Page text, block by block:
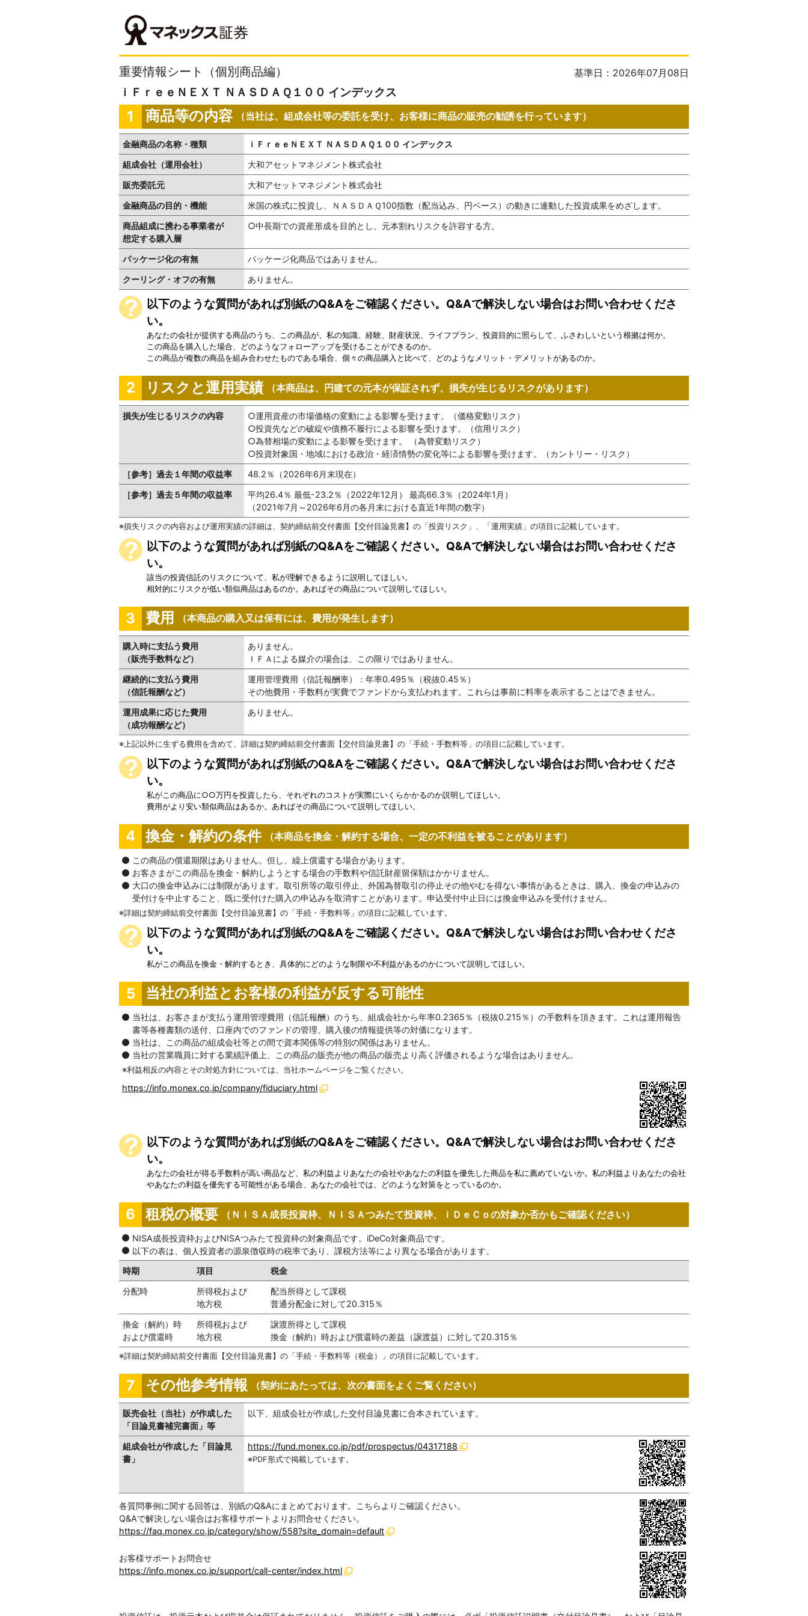
重要情報シート（個別商品編） 基準日：2026年07月08日
ｉＦｒｅｅＮＥＸＴ ＮＡＳＤＡＱ１００ インデックス
1 商品等の内容 （当社は、組成会社等の委託を受け、お客様に商品の販売の勧誘を行っています）
金融商品の名称・種類
ｉＦｒｅｅＮＥＸＴ ＮＡＳＤＡＱ１００ インデックス
組成会社（運用会社）
大和アセットマネジメント株式会社
販売委託元
大和アセットマネジメント株式会社
金融商品の目的・機能
米国の株式に投資し、ＮＡＳＤＡＱ100指数（配当込み、円ベース）の動きに連動した投資成果をめざします。
商品組成に携わる事業者が
想定する購入層
○中長期での資産形成を目的とし、元本割れリスクを許容する方。
パッケージ化の有無
パッケージ化商品ではありません。
クーリング・オフの有無
ありません。
以下のような質問があれば別紙のQ&Aをご確認ください。Q&Aで解決しない場合はお問い合わせくださ
い。
あなたの会社が提供する商品のうち、この商品が、私の知識、経験、財産状況、ライフプラン、投資目的に照らして、ふさわしいという根拠は何か。
この商品を購入した場合、どのようなフォローアップを受けることができるのか。
この商品が複数の商品を組み合わせたものである場合、個々の商品購入と比べて、どのようなメリット・デメリットがあるのか。
2 リスクと運用実績 （本商品は、円建ての元本が保証されず、損失が生じるリスクがあります）
損失が生じるリスクの内容
○運用資産の市場価格の変動による影響を受けます。（価格変動リスク）
○投資先などの破綻や債務不履行による影響を受けます。（信用リスク）
○為替相場の変動による影響を受けます。 （為替変動リスク）
○投資対象国・地域における政治・経済情勢の変化等による影響を受けます。（カントリー・リスク）
［参考］過去１年間の収益率
48.2％（2026年6月末現在）
［参考］過去５年間の収益率
平均26.4％ 最低-23.2％（2022年12月） 最高66.3％（2024年1月）
（2021年7月～2026年6月の各月末における直近1年間の数字）
損失リスクの内容および運用実績の詳細は、契約締結前交付書面【交付目論見書】の「投資リスク」、「運用実績」の項目に記載しています。
以下のような質問があれば別紙のQ&Aをご確認ください。Q&Aで解決しない場合はお問い合わせくださ
い。
該当の投資信託のリスクについて、私が理解できるように説明してほしい。
相対的にリスクが低い類似商品はあるのか。あればその商品について説明してほしい。
3 費用 （本商品の購入又は保有には、費用が発生します）
購入時に支払う費用
（販売手数料など）
ありません。
ＩＦＡによる媒介の場合は、この限りではありません。
継続的に支払う費用
（信託報酬など）
運用管理費用（信託報酬率）：年率0.495％（税抜0.45％）
その他費用・手数料が実費でファンドから支払われます。これらは事前に料率を表示することはできません。
運用成果に応じた費用
（成功報酬など）
ありません。
上記以外に生ずる費用を含めて、詳細は契約締結前交付書面【交付目論見書】の「手続・手数料等」の項目に記載しています。
以下のような質問があれば別紙のQ&Aをご確認ください。Q&Aで解決しない場合はお問い合わせくださ
い。
私がこの商品に○○万円を投資したら、それぞれのコストが実際にいくらかかるのか説明してほしい。
費用がより安い類似商品はあるか。あればその商品について説明してほしい。
4 換金・解約の条件 （本商品を換金・解約する場合、一定の不利益を被ることがあります）
この商品の償還期限はありません。但し、繰上償還する場合があります。
お客さまがこの商品を換金・解約しようとする場合の手数料や信託財産留保額はかかりません。
大口の換金申込みには制限があります。取引所等の取引停止、外国為替取引の停止その他やむを得ない事情があるときは、購入、換金の申込みの
受付けを中止すること、既に受付けた購入の申込みを取消すことがあります。申込受付中止日には換金申込みを受付けません。
詳細は契約締結前交付書面【交付目論見書】の「手続・手数料等」の項目に記載しています。
以下のような質問があれば別紙のQ&Aをご確認ください。Q&Aで解決しない場合はお問い合わせくださ
い。
私がこの商品を換金・解約するとき、具体的にどのような制限や不利益があるのかについて説明してほしい。
5 当社の利益とお客様の利益が反する可能性
当社は、お客さまが支払う運用管理費用（信託報酬）のうち、組成会社から年率0.2365％（税抜0.215％）の手数料を頂きます。これは運用報告
書等各種書類の送付、口座内でのファンドの管理、購入後の情報提供等の対価になります。
当社は、この商品の組成会社等との間で資本関係等の特別の関係はありません。
当社の営業職員に対する業績評価上、この商品の販売が他の商品の販売より高く評価されるような場合はありません。
利益相反の内容とその対処方針については、当社ホームページをご覧ください。
https://info.monex.co.jp/company/fiduciary.html
以下のような質問があれば別紙のQ&Aをご確認ください。Q&Aで解決しない場合はお問い合わせくださ
い。
あなたの会社が得る手数料が高い商品など、私の利益よりあなたの会社やあなたの利益を優先した商品を私に薦めていないか。私の利益よりあなたの会社
やあなたの利益を優先する可能性がある場合、あなたの会社では、どのような対策をとっているのか。
6 租税の概要 （ＮＩＳＡ成長投資枠、ＮＩＳＡつみたて投資枠、ｉＤｅＣｏの対象か否かもご確認ください）
NISA成長投資枠およびNISAつみたて投資枠の対象商品です。iDeCo対象商品です。
以下の表は、個人投資者の源泉徴収時の税率であり、課税方法等により異なる場合があります。
時期
項目
税金
分配時
所得税および
地方税
配当所得として課税
普通分配金に対して20.315％
換金（解約）時
および償還時
所得税および
地方税
譲渡所得として課税
換金（解約）時および償還時の差益（譲渡益）に対して20.315％
詳細は契約締結前交付書面【交付目論見書】の「手続・手数料等（税金）」の項目に記載しています。
7 その他参考情報 （契約にあたっては、次の書面をよくご覧ください）
販売会社（当社）が作成した
「目論見書補完書面」等
以下、組成会社が作成した交付目論見書に合本されています。
組成会社が作成した「目論見
書」
https://fund.monex.co.jp/pdf/prospectus/04317188
※PDF形式で掲載しています。
各質問事例に関する回答は、別紙のQ&Aにまとめております。こちらよりご確認ください。
Q&Aで解決しない場合はお客様サポートよりお問合せください。
https://faq.monex.co.jp/category/show/558?site_domain=default
お客様サポートお問合せ
https://info.monex.co.jp/support/call-center/index.html